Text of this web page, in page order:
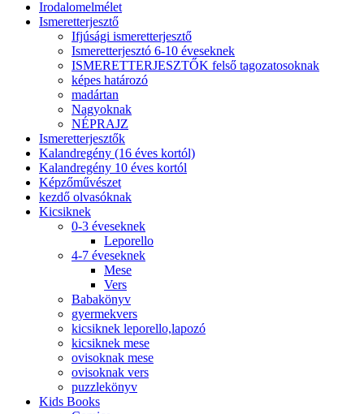
Irodalomelmélet
Ismeretterjesztő
Ifjúsági ismeretterjesztő
Ismeretterjesztó 6-10 éveseknek
ISMERETTERJESZTŐK felső tagozatosoknak
képes határozó
madártan
Nagyoknak
NÉPRAJZ
Ismeretterjesztők
Kalandregény (16 éves kortól)
Kalandregény 10 éves kortól
Képzőművészet
kezdő olvasóknak
Kicsiknek
0-3 éveseknek
Leporello
4-7 éveseknek
Mese
Vers
Babakönyv
gyermekvers
kicsiknek leporello,lapozó
kicsiknek mese
ovisoknak mese
ovisoknak vers
puzzlekönyv
Kids Books